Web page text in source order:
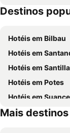
Complejo deportivo
Plaza de toros de
El Alta
Parque natural de las
Palacio de
La Lunada
Real Fábrica de
Destinos
Hotéis em Bilbau
Hotéis em
Hotéis em
Hotéis em Potes
Hotéis em
Mais